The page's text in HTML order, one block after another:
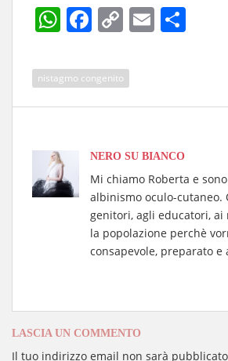
W
ts
A
Fa
bo
ok
C
y
Li
E
nistagmo congenito
NERO SU BIANCO
Mi chiamo Roberta e
albinismo oculo-cutaneo.
genitori, agli educatori, ai
la popolazione perchè
consapevole, preparato e
LASCIA UN COMMENTO
Il tuo indirizzo email non sarà